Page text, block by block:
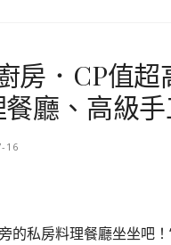
房．CP值
廳、高級
16
的私房料理餐廳坐坐吧